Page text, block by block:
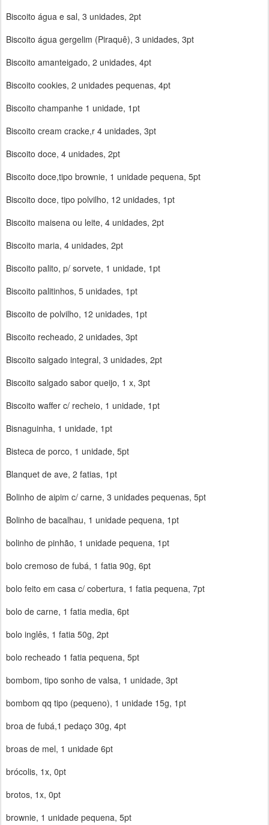
Biscoito água e sal, 3 unidades, 2pt
Biscoito água gergelim (Piraquê), 3 unidades, 3pt
Biscoito amanteigado, 2 unidades, 4pt
Biscoito cookies, 2 unidades pequenas, 4pt
Biscoito champanhe 1 unidade, 1pt
Biscoito cream cracke,r 4 unidades, 3pt
Biscoito doce, 4 unidades, 2pt
Biscoito doce,tipo brownie, 1 unidade pequena, 5pt
Biscoito doce, tipo polvilho, 12 unidades, 1pt
Biscoito maisena ou leite, 4 unidades, 2pt
Biscoito maria, 4 unidades, 2pt
Biscoito palito, p/ sorvete, 1 unidade, 1pt
Biscoito palitinhos, 5 unidades, 1pt
Biscoito de polvilho, 12 unidades, 1pt
Biscoito recheado, 2 unidades, 3pt
Biscoito salgado integral, 3 unidades, 2pt
Biscoito salgado sabor queijo, 1 x, 3pt
Biscoito waffer c/ recheio, 1 unidade, 1pt
Bisnaguinha, 1 unidade, 1pt
Bisteca de porco, 1 unidade, 5pt
Blanquet de ave, 2 fatias, 1pt
Bolinho de aipim c/ carne, 3 unidades pequenas, 5pt
Bolinho de bacalhau, 1 unidade pequena, 1pt
bolinho de pinhão, 1 unidade pequena, 1pt
bolo cremoso de fubá, 1 fatia 90g, 6pt
bolo feito em casa c/ cobertura, 1 fatia pequena, 7pt
bolo de carne, 1 fatia media, 6pt
bolo inglês, 1 fatia 50g, 2pt
bolo recheado 1 fatia pequena, 5pt
bombom, tipo sonho de valsa, 1 unidade, 3pt
bombom qq tipo (pequeno), 1 unidade 15g, 1pt
broa de fubá,1 pedaço 30g, 4pt
broas de mel, 1 unidade 6pt
brócolis, 1x, 0pt
brotos, 1x, 0pt
brownie, 1 unidade pequena, 5pt